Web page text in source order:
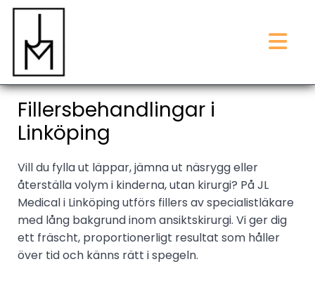
Fillersbehandlingar i
Linköping
Vill du fylla ut läppar, jämna ut näsrygg eller
återställa volym i kinderna, utan kirurgi? På JL
Medical i Linköping utförs fillers av specialistläkare
med lång bakgrund inom ansiktskirurgi. Vi ger dig
ett fräscht, proportionerligt resultat som håller
över tid och känns rätt i spegeln.